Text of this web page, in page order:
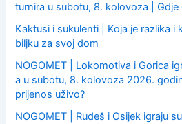
turnira u subotu, 8. kolovoza |
Kaktusi i sukulenti | Koja je razlika i
biljku za svoj dom
NOGOMET | Lokomotiva i Gorica
a u subotu, 8. kolovoza 2026.
prijenos uživo?
NOGOMET | Rudeš i Osijek igraju